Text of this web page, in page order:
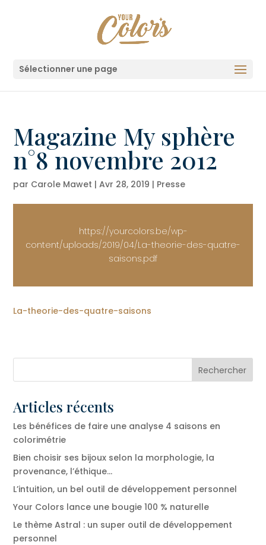
Sélectionner une page
Magazine My sphère
n°8 novembre 2012
par Carole Mawet |Avr 28, 2019 | Presse
https://yourcolors.be/wp-
content/uploads/2019/04/La-theorie-des-quatre-
saisons.pdf
La-theorie-des-quatre-saisons
Articles récents
Les bénéfices de faire une analyse 4 saisons en
colorimétrie
Bien choisir ses bijoux selon la morphologie, la
provenance, l’éthique…
L’intuition, un bel outil de développement personnel
Your Colors lance une bougie 100 % naturelle
Le thème Astral : un super outil de développement
personnel